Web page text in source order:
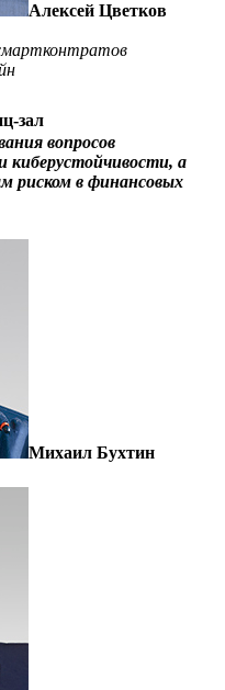
Алексей Цветков
зал
вопросов
киберустойчивости, а
риском в финансовых
Михаил Бухтин